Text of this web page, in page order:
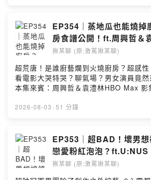
手！！！💌 帥到困擾！學生時期置物櫃
餐？🧦 群男共演到底現場最臭的是誰？
有管家？周予天是貴族世家！💴 地上有
差點被冥婚？🪩 詐騙！不要相信日本男
歡請在Apple Podcast給我五星評論～或
我（？https://open.firstory.me/join/
｜吉八點圖文創意
｜ @jomotalk奧迪｜ @imauddie
EP354｜蒸地瓜也能燒掉
房食譜公開！ft.周興哲＆
揪某聊 (原:激罵揪某聊)
超荒唐！是誰廚藝爛到火燒廚房？超感
看電影大哭特哭？聊氣場？男女演員竟
本集來賓：周興哲＆袁澧林HBO Max 影
林思宇、林敬倫、吳思賢-㊙️ 加ＸＸ？周
影容易哭？Eric：是因為高空吧？💸 買
Angela衝動購物是紓解壓力！🏃 個性超
我...先回去啦～-喜歡請在Apple Podcast
或是有種你就抖內我（？
https://open.firstory.me/join/jomotalk-
2026-08-03 · 51 分鐘
EP353｜超BAD！壞男想
戀愛粉紅泡泡？ft.U:NUS
揪某聊 (原:激罵揪某聊)